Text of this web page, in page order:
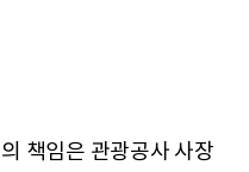
책임은 관광공사 사장